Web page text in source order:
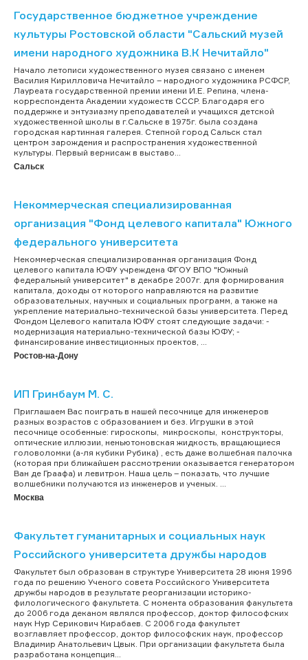
Государственное бюджетное учреждение
культуры Ростовской области "Сальский музей
имени народного художника В.К Нечитайло"
Начало летописи художественного музея связано с именем
Василия Кирилловича Нечитайло – народного художника РСФСР,
Лауреата государственной премии имени И.Е. Репина, члена-
корреспондента Академии художеств СССР. Благодаря его
поддержке и энтузиазму преподавателей и учащихся детской
художественной школы в г.Сальске в 1975г. была создана
городская картинная галерея. Степной город Сальск стал
центром зарождения и распространения художественной
культуры. Первый вернисаж в выставо...
Сальск
Некоммерческая специализированная
организация "Фонд целевого капитала" Южного
федерального университета
Некоммерческая специализированная организация Фонд
целевого капитала ЮФУ учреждена ФГОУ ВПО "Южный
федеральный университет" в декабре 2007г. для формирования
капитала, доходы от которого направляются на развитие
образовательных, научных и социальных программ, а также на
укрепление материально-технической базы университета. Перед
Фондом Целевого капитала ЮФУ стоят следующие задачи: -
модернизация материально-технической базы ЮФУ; -
финансирование инвестиционных проектов, ...
Ростов-на-Дону
ИП Гринбаум М. С.
Приглашаем Вас поиграть в нашей песочнице для инженеров
разных возрастов с образованием и без. Игрушки в этой
песочнице особенные: гироскопы, микроскопы, конструкторы,
оптические иллюзии, неньютоновская жидкость, вращающиеся
головоломки (а-ля кубики Рубика) , есть даже волшебная палочка
(которая при ближайшем рассмотрении оказывается генератором
Ван де Граафа) и левитрон. Наша цель – показать, что лучшие
волшебники получаются из инженеров и ученых. ...
Москва
Факультет гуманитарных и социальных наук
Российского университета дружбы народов
Факультет был образован в структуре Университета 28 июня 1996
года по решению Ученого совета Российского Университета
дружбы народов в результате реорганизации историко-
филологического факультета. С момента образования факультета
до 2006 года деканом являлся профессор, доктор философских
наук Нур Серикович Кирабаев. С 2006 года факультет
возглавляет профессор, доктор философских наук, профессор
Владимир Анатольевич Цвык. При организации факультета была
разработана концепция...